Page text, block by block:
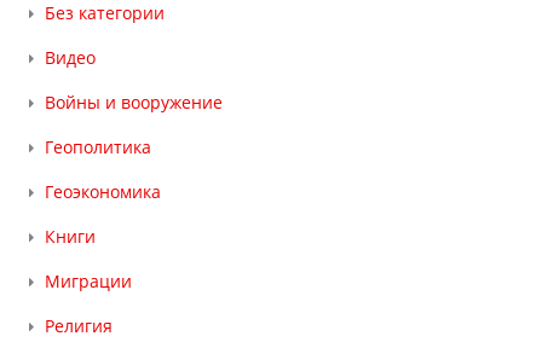
Без категории
Видео
Войны и вооружение
Геополитика
Геоэкономика
Книги
Миграции
Религия